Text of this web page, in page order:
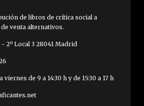
de libros de crítica social a
venta alternativos.
- 2º Local 3 28041 Madrid
de 9 a 14:30 h y de 15:30 a 17 h